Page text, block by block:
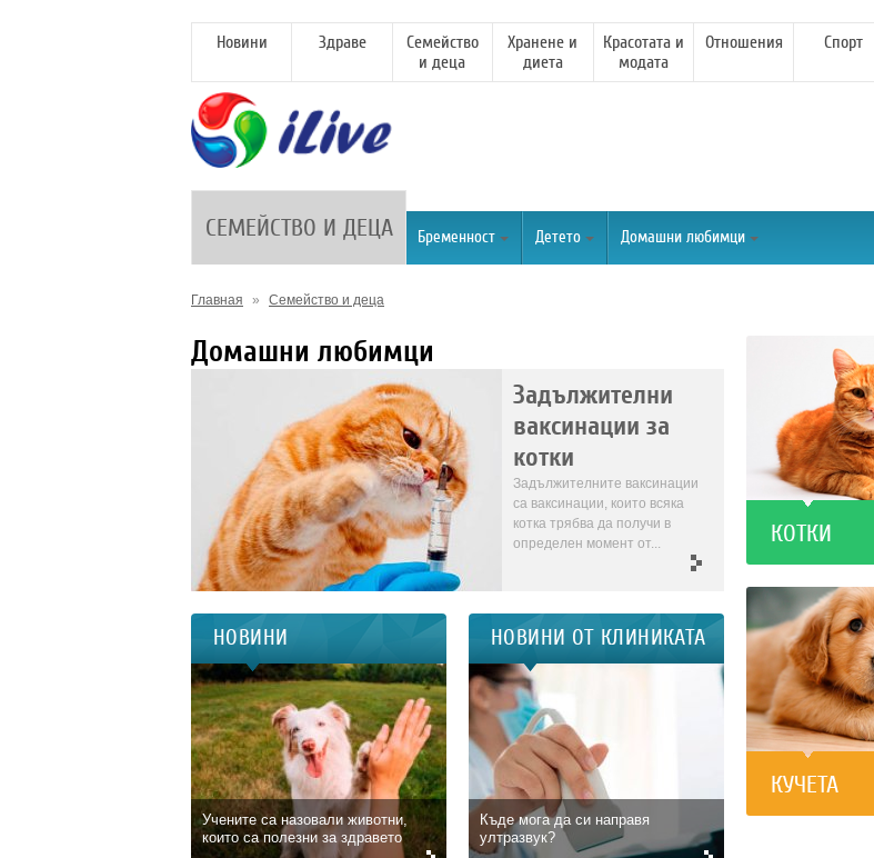
Новини Здраве
Семейство
и деца
Хранене и
диета
Красотата и
модата
Отношения Спорт
СЕМЕЙСТВО И ДЕЦА Бременност Детето Домашни любимци
Главная » Семейство и деца
Домашни любимци
Задължителни
ваксинации за
котки
Задължителните ваксинации
са ваксинации, които всяка
котка трябва да получи в
определен момент от...
НОВИНИ
Учените са назовали животни,
които са полезни за здравето
НОВИНИ ОТ КЛИНИКАТА
Къде мога да си направя
ултразвук?
КОТКИ
КУЧЕТА